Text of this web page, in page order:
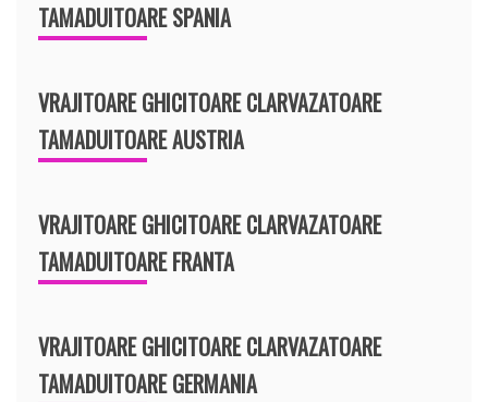
TAMADUITOARE SPANIA
VRAJITOARE GHICITOARE CLARVAZATOARE
TAMADUITOARE AUSTRIA
VRAJITOARE GHICITOARE CLARVAZATOARE
TAMADUITOARE FRANTA
VRAJITOARE GHICITOARE CLARVAZATOARE
TAMADUITOARE GERMANIA